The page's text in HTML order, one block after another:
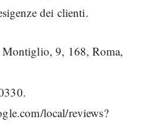
dei clienti.
9, 168, Roma,
local/reviews?